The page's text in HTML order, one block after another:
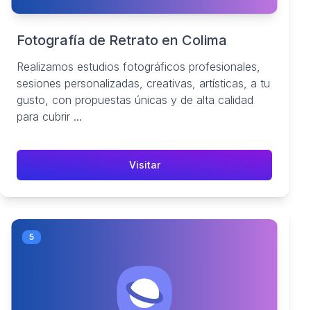
Fotografía de Retrato en Colima
Realizamos estudios fotográficos profesionales,
sesiones personalizadas, creativas, artísticas, a tu
gusto, con propuestas únicas y de alta calidad
para cubrir ...
Visitar
5